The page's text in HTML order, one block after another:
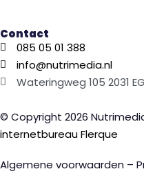
Contact
085 05 01 388
info@nutrimedia.nl
Wateringweg 105 2031
© Copyright 2026
internetbureauFlerque
Algemene voorwaarden –